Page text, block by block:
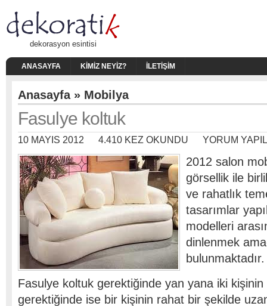
dekorasyon esintisi
ANASAYFA KIMIZ NEYIZ? İLETIŞIM
Anasayfa» Mobilya
Fasulye koltuk
10 MAYIS 2012 4.410 KEZ OKUNDU YORUM
2012 salon
görsellik ile
ve rahatlık
tasarımlar
modelleri
dinlenmek
bulunmaktadır.
Fasulye koltuk gerektiğinde yan yana iki
gerektiğinde ise bir kişinin rahat bir şekilde